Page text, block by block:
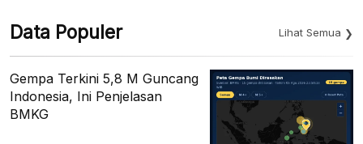
Data Populer Lihat Semua
Gempa Terkini 5,8 M Guncang
Indonesia, Ini Penjelasan
BMKG